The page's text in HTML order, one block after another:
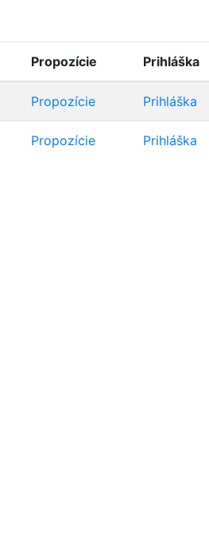
Propozície Prihláška
Propozície Prihláška
Propozície Prihláška